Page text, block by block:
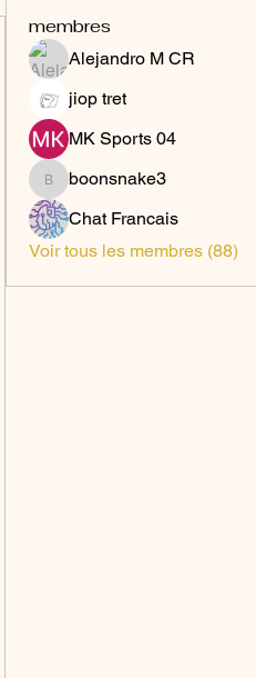
membres
Alejandro M CR
jiop tret
MK Sports 04
boonsnake3
boonsnake3
Chat Francais
Voir tous les membres (88)